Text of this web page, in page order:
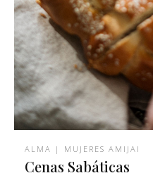
ALMA | MUJERES AMIJAI
Cenas Sabáticas